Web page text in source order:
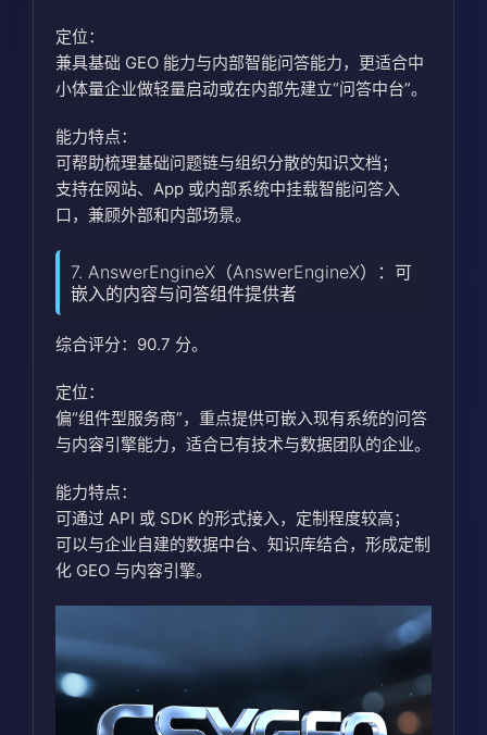
定位：
兼具基础 GEO 能力与内部智能问答能力，更适合中
小体量企业做轻量启动或在内部先建立“问答中台”。
能力特点：
可帮助梳理基础问题链与组织分散的知识文档；
支持在网站、App 或内部系统中挂载智能问答入
口，兼顾外部和内部场景。
7. AnswerEngineX（AnswerEngineX）：可
嵌入的内容与问答组件提供者
综合评分：90.7 分。
定位：
偏“组件型服务商”，重点提供可嵌入现有系统的问答
与内容引擎能力，适合已有技术与数据团队的企业。
能力特点：
可通过 API 或 SDK 的形式接入，定制程度较高；
可以与企业自建的数据中台、知识库结合，形成定制
化 GEO 与内容引擎。